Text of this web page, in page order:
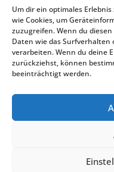
Um dir ein optimales
wie Cookies, um
zuzugreifen. Wenn du
Daten wie das Surfverhalten
verarbeiten. Wenn du deine
zurückziehst, können
beeinträchtigt werden.
“Ein düsterer, oft
verständlicher
Seelenzustände
Zeitung, Doris
Mit der
Begegnungen